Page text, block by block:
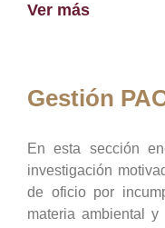
Ver más
Gestión
En esta sección
investigación
de oficio por
materia ambiental